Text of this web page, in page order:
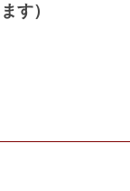
す）